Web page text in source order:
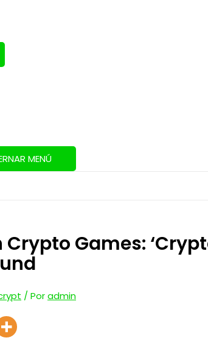
MENÚ
Crypto Games:
/ Poradmin